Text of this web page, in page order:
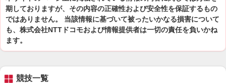
期しておりますが、その内容の正確性および安全性を保証するもの
ではありません。 当該情報に基づいて被ったいかなる損害について
も、株式会社NTTドコモおよび情報提供者は一切の責任を負いかね
ます。
競技一覧